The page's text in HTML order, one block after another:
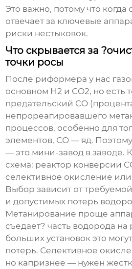
Это важно, потому что
отвечает за ключевые
риски нестыковок.
Что скрывается за
точки росы
После риформера у нас
основном H2 и CO2, но есть
предательский CO
непрореагировавшего
процессов, особенно для
элементов, СО — яд.
— это мини-завод в заводе.
схема: реактор конверсии
селективное окисление
Выбор зависит от
и допустимых потерь
Метанирование проще
съедает? часть водорода
больших установок это
потерь. Селективное
но капризнее — нужен